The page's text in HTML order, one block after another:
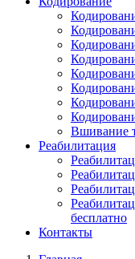
Вшивание
Реабилитация
бесплатно
Контакты